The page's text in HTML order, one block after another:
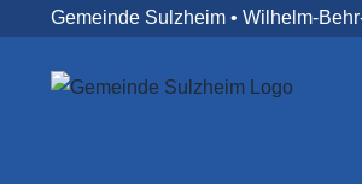
springen
Gemeinde Sulzheim • Wilhelm-